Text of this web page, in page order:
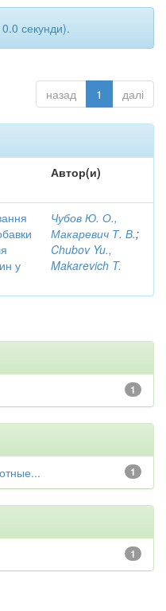
секунди).
назад 1 далі
Автор(и)
у
Чубов Ю. О.,
Макаревич Т. В.;
Chubov Yu.,
Makarevich T.
1
1
1